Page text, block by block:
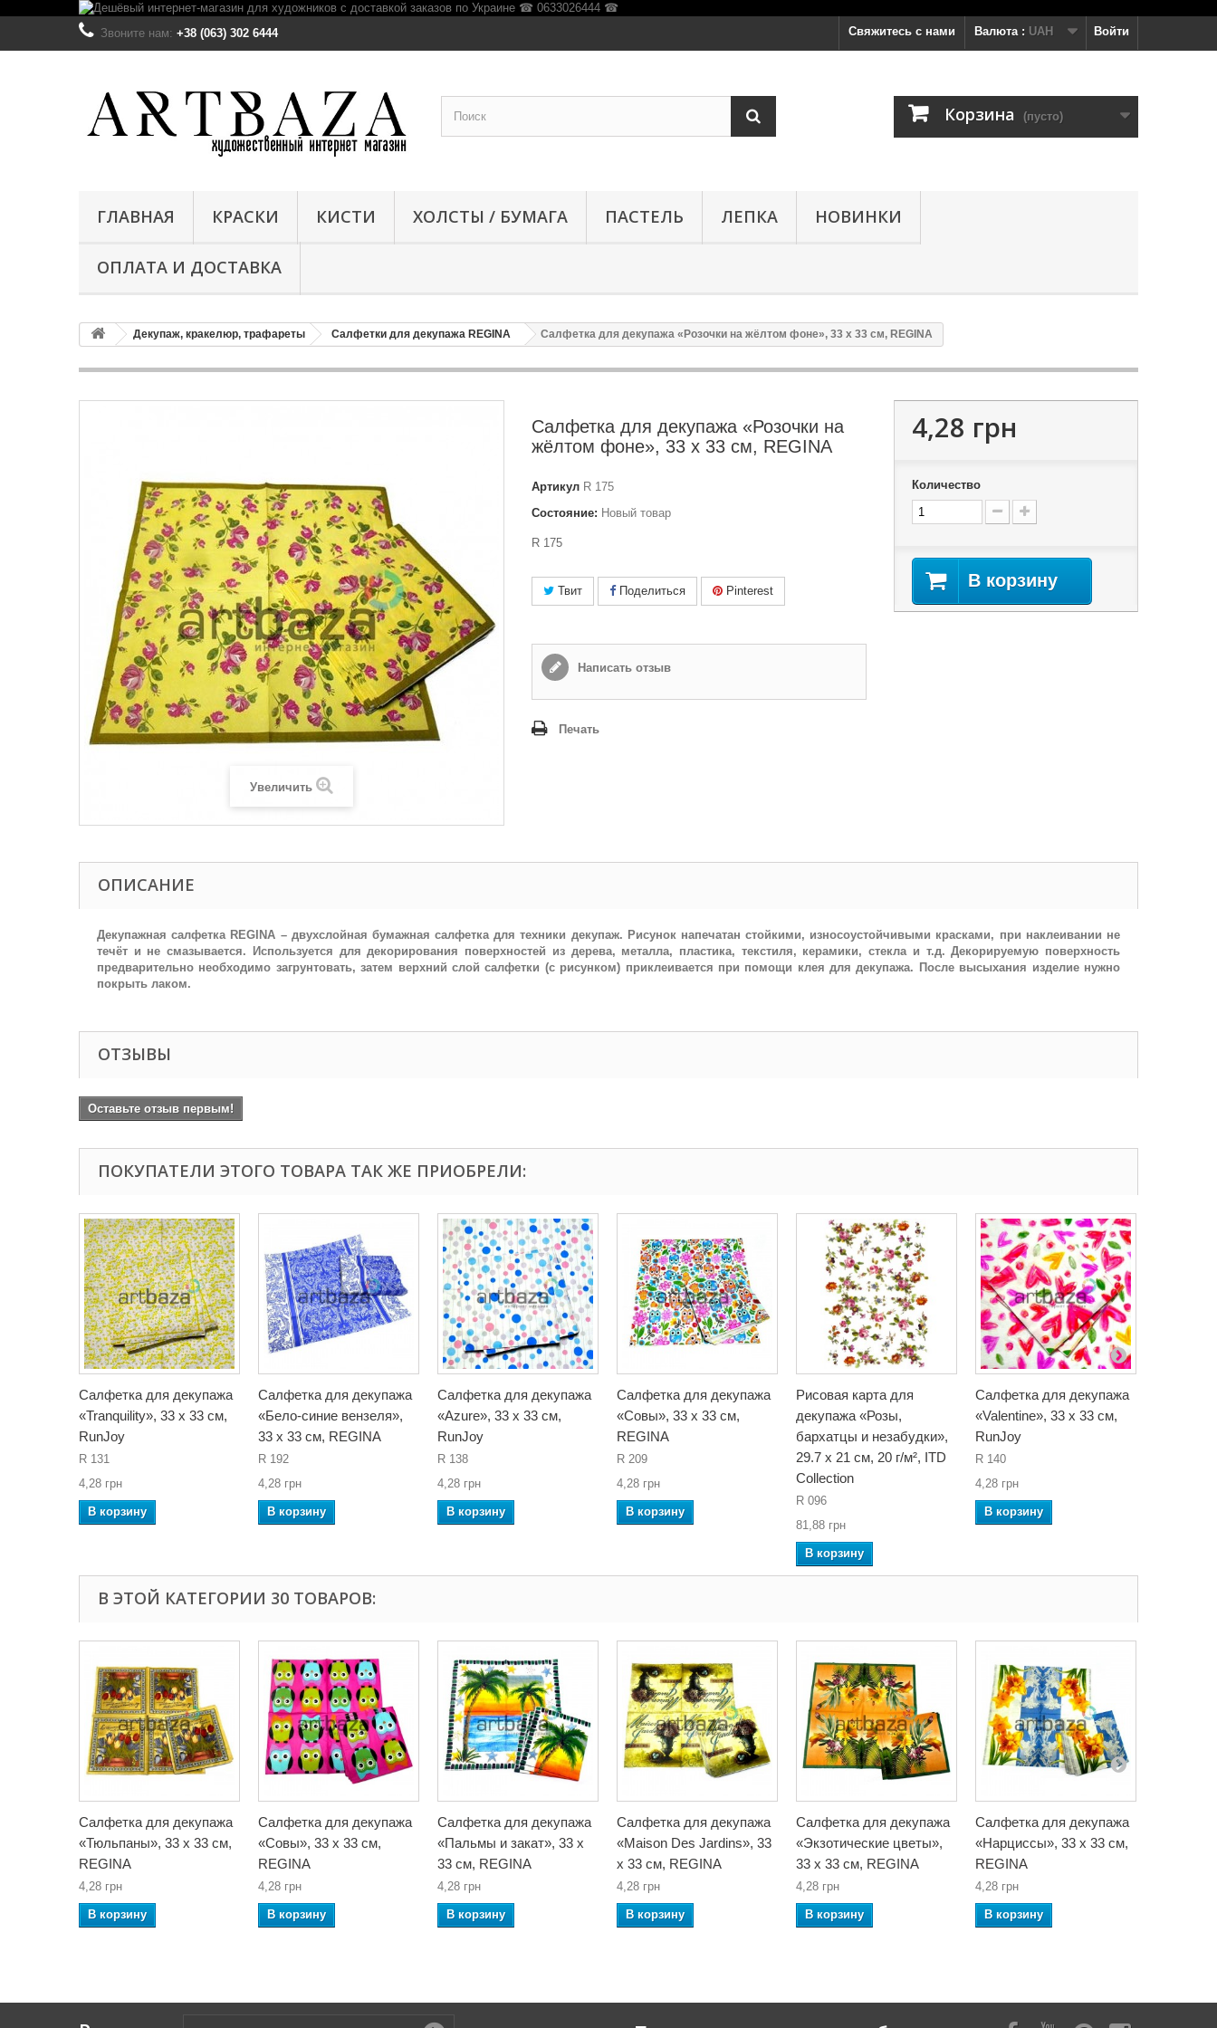
Войти
Валюта : UAH
Свяжитесь с нами
Звоните нам: +38 (063) 302 6444
Корзина (пусто)
ГЛАВНАЯ КРАСКИ КИСТИ ХОЛСТЫ / БУМАГА ПАСТЕЛЬ ЛЕПКА НОВИНКИ
ОПЛАТА И ДОСТАВКА
Декупаж, кракелюр, трафареты Салфетки для декупажа REGINA Салфетка для декупажа «Розочки на жёлтом фоне», 33 x 33 см, REGINA
Увеличить
Салфетка для декупажа «Розочки на
жёлтом фоне», 33 x 33 см, REGINA
Артикул R 175
Состояние: Новый товар
R 175
Твит Поделиться Pinterest
Написать отзыв
Печать
4,28 грн
Количество
В корзину
ОПИСАНИЕ
Декупажная салфетка REGINA – двухслойная бумажная салфетка для техники декупаж. Рисунок напечатан стойкими, износоустойчивыми красками, при наклеивании не
течёт и не смазывается. Используется для декорирования поверхностей из дерева, металла, пластика, текстиля, керамики, стекла и т.д. Декорируемую поверхность
предварительно необходимо загрунтовать, затем верхний слой салфетки (с рисунком) приклеивается при помощи клея для декупажа. После высыхания изделие нужно
покрыть лаком.
ОТЗЫВЫ
Оставьте отзыв первым!
ПОКУПАТЕЛИ ЭТОГО ТОВАРА ТАК ЖЕ ПРИОБРЕЛИ:
Салфетка для декупажа
«Tranquility», 33 x 33 см,
RunJoy
R 131
4,28 грн
В корзину
Салфетка для декупажа
«Бело-синие вензеля»,
33 x 33 см, REGINA
R 192
4,28 грн
В корзину
Салфетка для декупажа
«Azure», 33 x 33 см,
RunJoy
R 138
4,28 грн
В корзину
Салфетка для декупажа
«Совы», 33 x 33 см,
REGINA
R 209
4,28 грн
В корзину
Рисовая карта для
декупажа «Розы,
бархатцы и незабудки»,
29.7 x 21 см, 20 г/м², ITD
Collection
R 096
81,88 грн
В корзину
Салфетка для декупажа
«Valentine», 33 x 33 см,
RunJoy
R 140
4,28 грн
В корзину
В ЭТОЙ КАТЕГОРИИ 30 ТОВАРОВ:
Салфетка для декупажа
«Тюльпаны», 33 x 33 см,
REGINA
4,28 грн
В корзину
Салфетка для декупажа
«Совы», 33 x 33 см,
REGINA
4,28 грн
В корзину
Салфетка для декупажа
«Пальмы и закат», 33 x
33 см, REGINA
4,28 грн
В корзину
Салфетка для декупажа
«Maison Des Jardins», 33
x 33 см, REGINA
4,28 грн
В корзину
Салфетка для декупажа
«Экзотические цветы»,
33 x 33 см, REGINA
4,28 грн
В корзину
Салфетка для декупажа
«Нарциссы», 33 x 33 см,
REGINA
4,28 грн
В корзину